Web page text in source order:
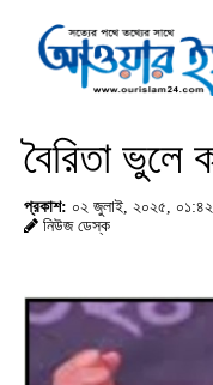
বৈরিতা ভুলে
প্রকাশ: ০২ জুলাই, ২০২৫,
নিউজ ডেস্ক